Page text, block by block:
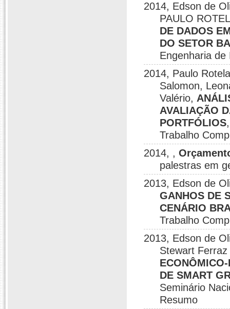
2014, Edson de
PAULO
DE DADOS
DO SETOR
Engenharia de
2014, Paulo
Salomon,
Valério,
AVALIAÇÃO
PORTFÓLIOS
Trabalho
2014, ,
palestras em
2013, Edson de
GANHOS DE
CENÁRIO
Trabalho
2013, Edson de
Stewart
DE SMART
Seminário
Resumo